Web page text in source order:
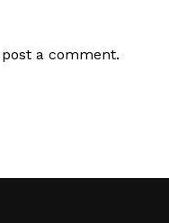
a comment.